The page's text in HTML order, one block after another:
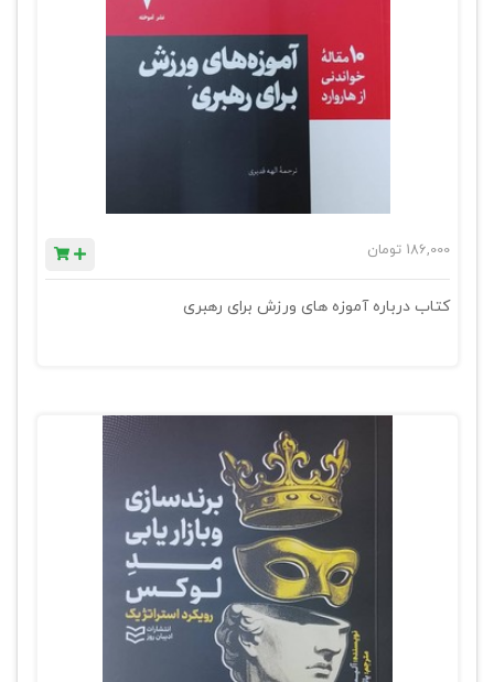
186,000 تومان
کتاب درباره آموزه های ورزش برای رهبری